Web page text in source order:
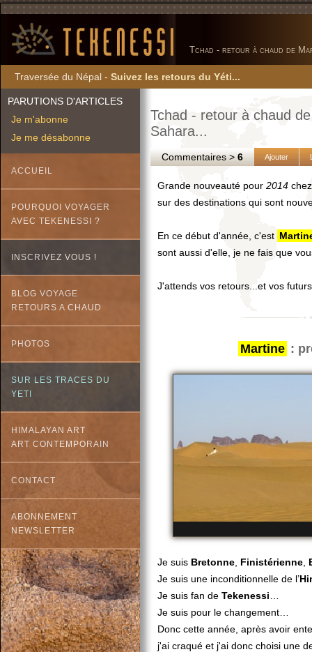
Tchad - retour à chaud de
Traversée du Népal - Suivez les retours du Yéti...
PARUTIONS D'ARTICLES
Je m'abonne
Je me désabonne
ACCUEIL
POURQUOI VOYAGER
AVEC TEKENESSI ?
INSCRIVEZ VOUS !
BLOG VOYAGE
RETOURS A CHAUD
PHOTOS
SUR LES TRACES DU
YETI
HIMALAYAN ART
ART CONTEMPORAIN
CONTACT
ABONNEMENT
NEWSLETTER
Tchad - retour à chaud
Sahara...
Commentaires >6 Ajouter
Grande nouveauté pour 2014
sur des destinations qui sont
En ce début d'année, c'est
sont aussi d'elle, je ne fais que
J'attends vos retours...et vos
Martine :
Je suis Bretonne Finistérienne
Je suis une inconditionnelle de l’
Je suis fan de Tekenessi
Je suis pour le changement…
Donc cette année, après avoir
j'ai craqué et j'ai donc choisi une